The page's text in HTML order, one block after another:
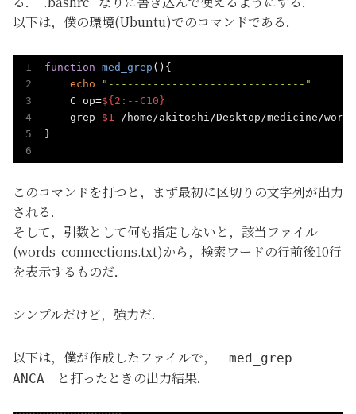
以下は，僕の環境(Ubuntu)でのコマンドである．
function med_grep (){
echo
"-------------------------------"
    C_op=
${2:--C10}
    grep
$1
/home/akitoshi/Desktop/medicine/
}
このコマンドを打つと，まず最初に区切りの文字列が出力
される．
そして，引数として何も指定しないと，該当ファイル
(words_connections.txt)から，検索ワードの行前後10行
を表示するものだ．
シンプルだけど，強力だ．
以下は，僕が作成したファイルで，
med_grep
ANCA
と打ったときの出力結果．